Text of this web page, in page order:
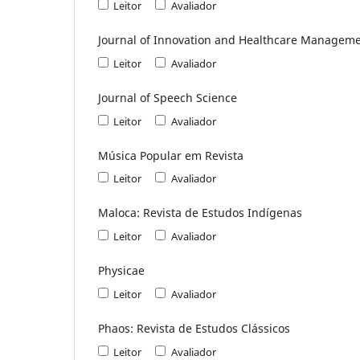
Leitor Avaliador
Journal of Innovation and Healthcare
Leitor Avaliador
Journal of Speech Science
Leitor Avaliador
Música Popular em Revista
Leitor Avaliador
Maloca: Revista de Estudos Indígenas
Leitor Avaliador
Physicae
Leitor Avaliador
Phaos: Revista de Estudos Clássicos
Leitor Avaliador